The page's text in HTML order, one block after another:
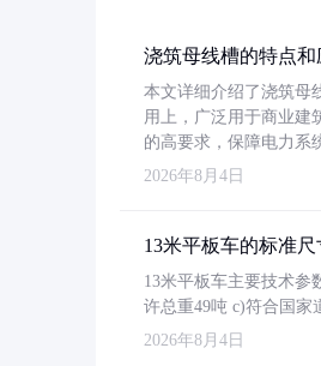
浇筑母线槽的特点和
本文详细介绍了浇筑母
用上，广泛用于商业建
的高要求，保障电力系
2026年8月4日
13米平板车的标准
13米平板车主要技术参
许总重49吨 c)符合国家
2026年8月4日